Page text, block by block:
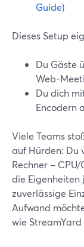
Guide)
Dieses Setup
Du Gäste
Web-
Du dich
Encodern
Viele Teams
auf Hürden: Du
Rechner –
die Eigenheiten
zuverlässige
Aufwand
wie